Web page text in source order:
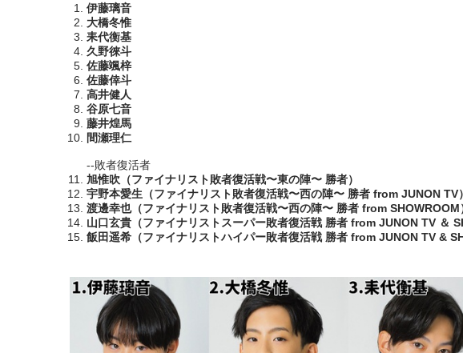
伊藤璃音
大橋冬惟
耒代衡基
久野徠斗
佐藤颯梓
佐藤倖斗
高井健人
谷原七音
藤井煌馬
間瀬理仁
--敗者復活者
旭惟吹（ファイナリスト敗者復活戦〜東の陣〜 勝者）
宇野本愛生（ファイナリスト敗者復活戦〜西の陣〜 勝者 from JUNON TV）
渡邊幸也（ファイナリスト敗者復活戦〜西の陣〜 勝者 from SHOWROOM
山口玄貴（ファイナリストスーパー敗者復活戦 勝者 from JUNON TV ＆
飯田遥希（ファイナリストハイパー敗者復活戦 勝者 from JUNON TV &